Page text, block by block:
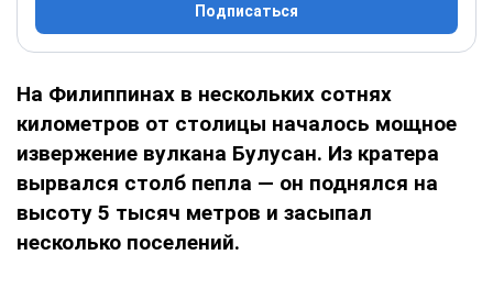
Подписаться
На Филиппинах в нескольких сотнях
километров от столицы началось мощное
извержение вулкана Булусан. Из кратера
вырвался столб пепла — он поднялся на
высоту 5 тысяч метров и засыпал
несколько поселений.